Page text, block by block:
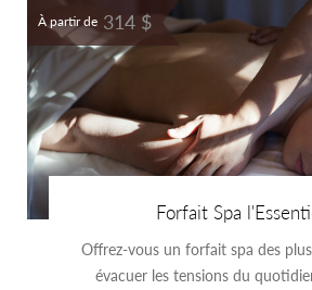
À partir de 314 $
Forfait Spa
Offrez-vous un forfait spa des
évacuer les tensions du